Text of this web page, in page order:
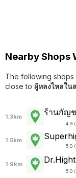
Nearby Shops
The following
close to ผู้หลงไหลใน
1.3km ร้านกัญ
4.9
1.5km
5.0
1.9km
5.0